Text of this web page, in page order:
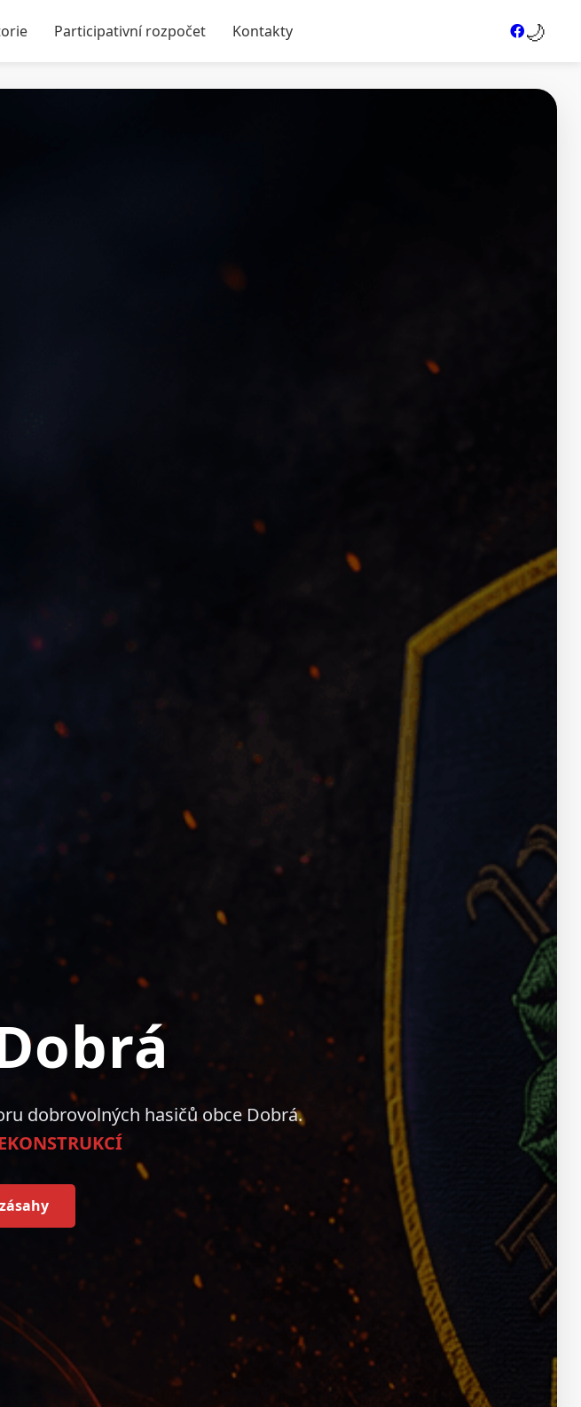
Participativní rozpočet Kontakty 🌙
dobrovolných hasičů obce Dobrá.